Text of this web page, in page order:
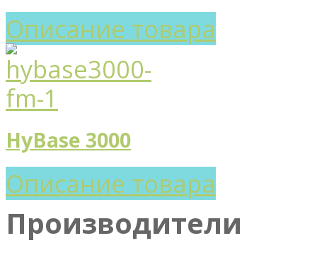
Описание товара
HyBase 3000
Описание товара
Производители